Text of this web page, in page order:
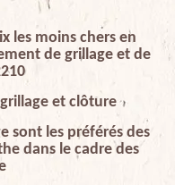
les moins chers en
de grillage et de
et clôture
sont les préférés des
dans le cadre des